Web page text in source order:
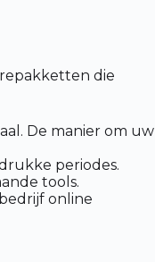
die
De manier om uw
periodes.
tools.
online